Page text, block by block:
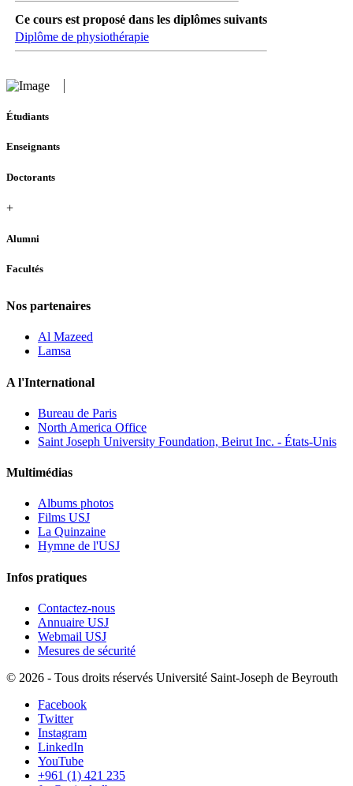
Ce cours est proposé dans les diplômes suivants
Diplôme de physiothérapie
Étudiants
Enseignants
Doctorants
+
Alumni
Facultés
Nos partenaires
Al Mazeed
Lamsa
A l'International
Bureau de Paris
North America Office
Saint Joseph University Foundation, Beirut Inc. - États-Unis
Multimédias
Albums photos
Films USJ
La Quinzaine
Hymne de l'USJ
Infos pratiques
Contactez-nous
Annuaire USJ
Webmail USJ
Mesures de sécurité
© 2026 - Tous droits réservés Université Saint-Joseph de Beyrouth
Facebook
Twitter
Instagram
LinkedIn
YouTube
+961 (1) 421 235